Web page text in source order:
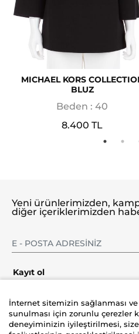
MICHAEL KORS
BLUZ
Beden : 40
8.400 TL
Şirket
Yeni ürünlerimizden,
diğer içeriklerimizden
Kayıt ol
İnternet sitemizin sağlanması
sunulması için zorunlu çerezler
deneyiminizin iyileştirilmesi,